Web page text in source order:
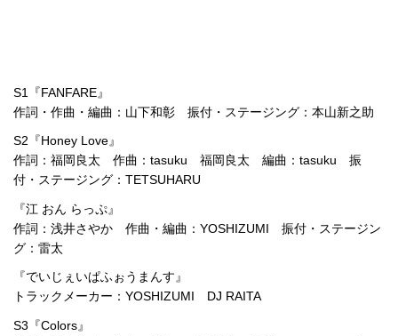
S1『FANFARE』
作詞・作曲・編曲：山下和彰 振付・ステージング：本山新之助
S2『Honey Love』
作詞：福岡良太 作曲：tasuku 福岡良太 編曲：tasuku 振
付・ステージング：TETSUHARU
『江 おん らっぷ』
作詞：浅井さやか 作曲・編曲：YOSHIZUMI 振付・ステージン
グ：雷太
『でいじぇいぱふぉうまんす』
トラックメーカー：YOSHIZUMI DJ RAITA
S3『Colors』